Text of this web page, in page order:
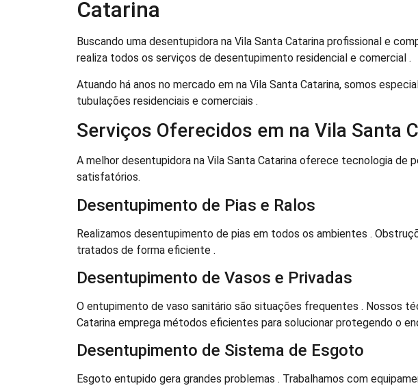
Catarina
Buscando uma desentupidora na Vila Santa Catarina profissional e
realiza todos os serviços de desentupimento residencial e comercial .
Atuando há anos no mercado em na Vila Santa Catarina, somos
tubulações residenciais e comerciais .
Serviços Oferecidos em na Vila Santa
A melhor desentupidora na Vila Santa Catarina oferece tecnologia de
satisfatórios.
Desentupimento de Pias e Ralos
Realizamos desentupimento de pias em todos os ambientes .
tratados de forma eficiente .
Desentupimento de Vasos e Privadas
O entupimento de vaso sanitário são situações frequentes . Nossos
Catarina emprega métodos eficientes para solucionar protegendo o
Desentupimento de Sistema de Esgoto
Esgoto entupido gera grandes problemas . Trabalhamos com